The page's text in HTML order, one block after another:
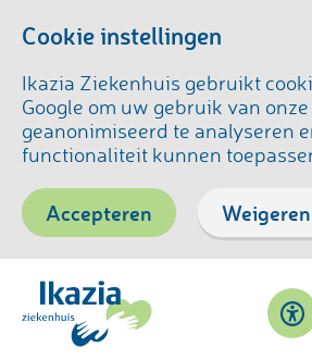
Cookie instellingen
Ikazia Ziekenhuis gebruikt
Google om uw gebruik van
geanonimiseerd te analyseren
functionaliteit kunnen
Accepteren Weigeren